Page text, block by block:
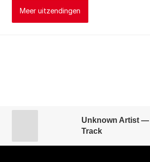
Meer uitzendingen
Unknown Artist —
Track